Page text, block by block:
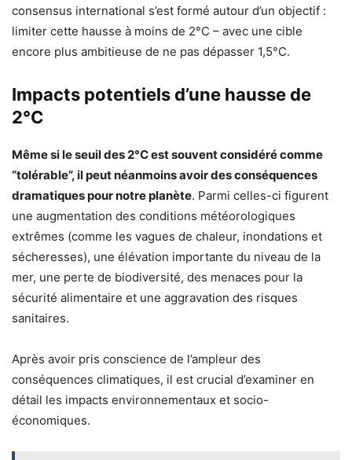
consensus international s’est formé autour d’un objectif :
limiter cette hausse à moins de 2°C – avec une cible
encore plus ambitieuse de ne pas dépasser 1,5°C.
Impacts potentiels d’une hausse de
2°C
Même si le seuil des 2°C est souvent considéré comme
“tolérable”, il peut néanmoins avoir des conséquences
dramatiques pour notre planète. Parmi celles-ci figurent
une augmentation des conditions météorologiques
extrêmes (comme les vagues de chaleur, inondations et
sécheresses), une élévation importante du niveau de la
mer, une perte de biodiversité, des menaces pour la
sécurité alimentaire et une aggravation des risques
sanitaires.
Après avoir pris conscience de l’ampleur des
conséquences climatiques, il est crucial d’examiner en
détail les impacts environnementaux et socio-
économiques.